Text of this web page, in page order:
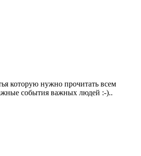
которую нужно прочитать всем
события важных людей :-)..